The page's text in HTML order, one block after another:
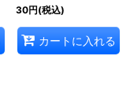
30円(税込)
カートに入れる